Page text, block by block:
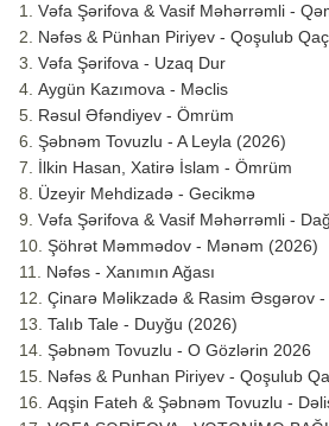
Vəfa Şərifova & Vasif Məhərrəmli -
Nəfəs & Pünhan Piriyev - Qoşulub
Vəfa Şərifova - Uzaq Dur
Aygün Kazımova - Məclis
Rəsul Əfəndiyev - Ömrüm
Şəbnəm Tovuzlu - A Leyla (2026)
İlkin Hasan, Xatirə İslam - Ömrüm
Üzeyir Mehdizadə - Gecikmə
Vəfa Şərifova & Vasif Məhərrəmli -
Şöhrət Məmmədov - Mənəm (2026)
Nəfəs - Xanımın Ağası
Çinarə Məlikzadə & Rasim Əsgərov -
Talıb Tale - Duyğu (2026)
Şəbnəm Tovuzlu - O Gözlərin 2026
Nəfəs & Punhan Piriyev - Qoşulub
Aqşin Fateh & Şəbnəm Tovuzlu -